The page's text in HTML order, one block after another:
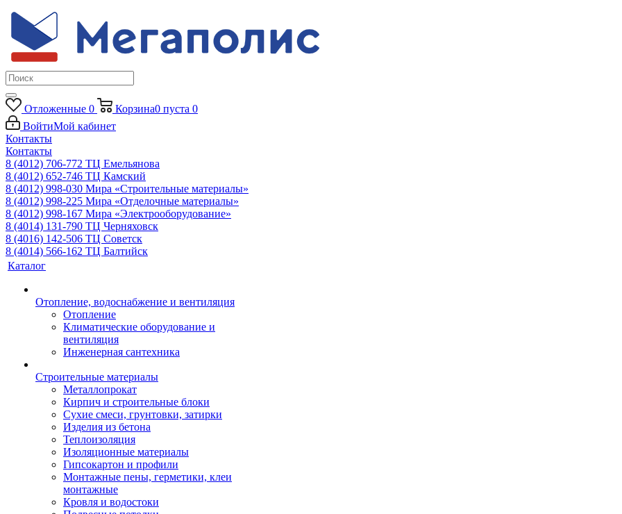
Отложенные 0 Корзина0 пуста 0
ВойтиМой кабинет
Контакты
Контакты
8 (4012) 706-772 ТЦ Емельянова
8 (4012) 652-746 ТЦ Камский
8 (4012) 998-030 Мира «Строительные материалы»
8 (4012) 998-225 Мира «Отделочные материалы»
8 (4012) 998-167 Мира «Электрооборудование»
8 (4014) 131-790 ТЦ Черняховск
8 (4016) 142-506 ТЦ Советск
8 (4014) 566-162 ТЦ Балтийск
Каталог
Отопление, водоснабжение и вентиляция
Отопление
Климатические оборудование и
вентиляция
Инженерная сантехника
Строительные материалы
Металлопрокат
Кирпич и строительные блоки
Сухие смеси, грунтовки, затирки
Изделия из бетона
Теплоизоляция
Изоляционные материалы
Гипсокартон и профили
Монтажные пены, герметики, клеи
монтажные
Кровля и водостоки